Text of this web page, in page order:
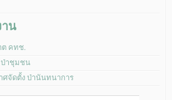
าน
ต คทช.
ป่าชุมชน
ศจัดตั้ง ป่านันทนาการ